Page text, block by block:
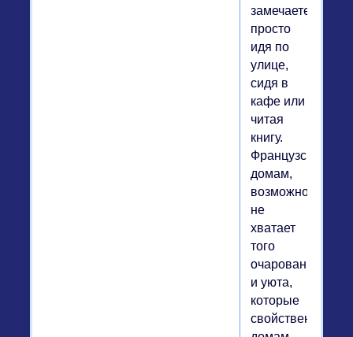
замечаете,
просто
идя по
улице,
сидя в
кафе или
читая
книгу.
Французским
домам,
возможно,
не
хватает
того
очарования
и уюта,
которые
свойственны